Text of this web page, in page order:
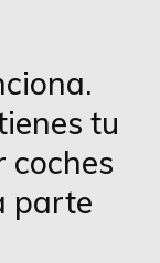
tu
coches
parte